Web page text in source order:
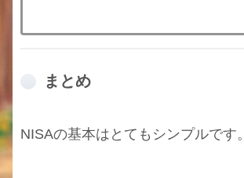
まとめ
NISAの基本はとてもシンプルです。